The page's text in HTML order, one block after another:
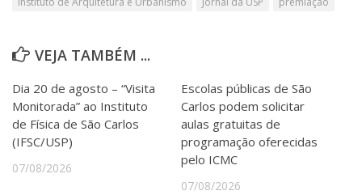
VEJA TAMBÉM ...
Dia 20 de agosto – “Visita
Monitorada” ao Instituto
de Física de São Carlos
(IFSC/USP)
07/08/2026
Escolas públicas de São
Carlos podem solicitar
aulas gratuitas de
programação oferecidas
pelo ICMC
07/08/2026